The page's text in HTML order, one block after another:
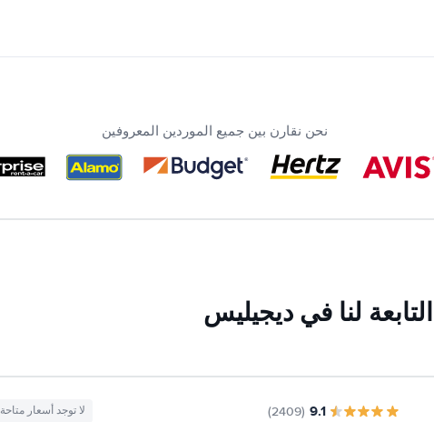
نحن نقارن بين جميع الموردين المعروفين
لنا في ديجيليس
9.1
(2409) لا توجد أسعار متاحة